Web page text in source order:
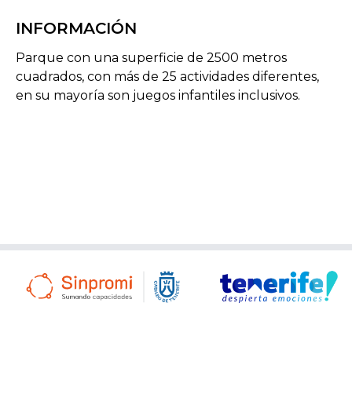
INFORMACIÓN
Parque con una superficie de 2500 metros
cuadrados, con más de 25 actividades diferentes,
en su mayoría son juegos infantiles inclusivos.